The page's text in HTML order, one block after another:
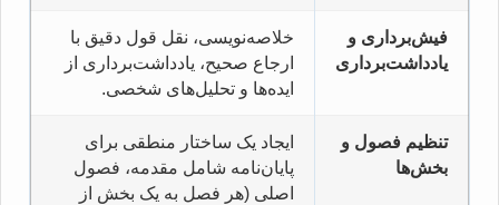
فیش‌برداری و
یادداشت‌برداری
خلاصه‌نویسی، نقل قول دقیق با
ارجاع صحیح، یادداشت‌برداری از
ایده‌ها و تحلیل‌های شخصی.
تنظیم فصول و
بخش‌ها
ایجاد یک ساختار منطقی برای
پایان‌نامه شامل مقدمه، فصول
اصلی (هر فصل به یک بخش از